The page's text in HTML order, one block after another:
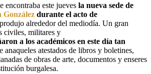
encontraba este jueves la nueva sede de
durante el acto de
alrededor del mediodía. Un gran
civiles, militares y
a los académicos en este día tan
anaqueles atestados de libros y boletines,
de obras de arte, documentos y enseres
burgalesa.